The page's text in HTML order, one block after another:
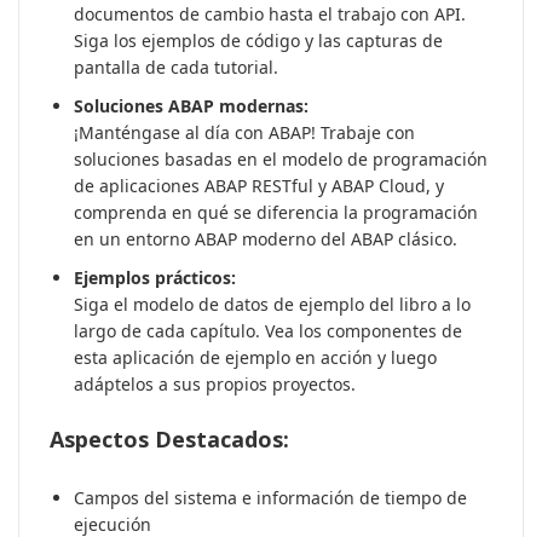
documentos de cambio hasta el trabajo con API.
Siga los ejemplos de código y las capturas de
pantalla de cada tutorial.
Soluciones ABAP modernas:
¡Manténgase al día con ABAP! Trabaje con
soluciones basadas en el modelo de programación
de aplicaciones ABAP RESTful y ABAP Cloud, y
comprenda en qué se diferencia la programación
en un entorno ABAP moderno del ABAP clásico.
Ejemplos prácticos:
Siga el modelo de datos de ejemplo del libro a lo
largo de cada capítulo. Vea los componentes de
esta aplicación de ejemplo en acción y luego
adáptelos a sus propios proyectos.
Aspectos Destacados:
Campos del sistema e información de tiempo de
ejecución